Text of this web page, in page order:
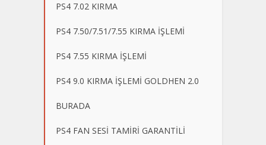
PS4 7.02 KIRMA
PS4 7.50/7.51/7.55 KIRMA İŞLEMİ
PS4 7.55 KIRMA İŞLEMİ
PS4 9.0 KIRMA İŞLEMİ GOLDHEN 2.0
BURADA
PS4 FAN SESİ TAMİRİ GARANTİLİ